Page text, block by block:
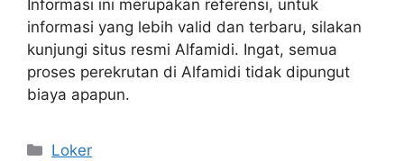
Informasi ini merupakan referensi, untuk
informasi yang lebih valid dan terbaru, silakan
kunjungi situs resmi Alfamidi. Ingat, semua
proses perekrutan di Alfamidi tidak dipungut
biaya apapun.
Kategori
Loker